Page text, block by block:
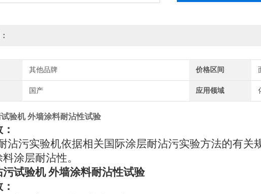
其他品牌 价格区间
国产 应用领域
验机 外墙涂料耐沾性试验
污实验机依据相关国际涂层耐沾污实验方法的有关
涂层耐沾性。
试验机 外墙涂料耐沾性试验